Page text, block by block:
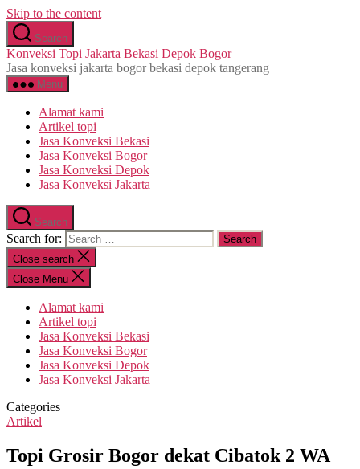
Skip to the content
Search
Konveksi Topi Jakarta Bekasi Depok Bogor
Jasa konveksi jakarta bogor bekasi depok tangerang
Menu
Alamat kami
Artikel topi
Jasa Konveksi Bekasi
Jasa Konveksi Bogor
Jasa Konveksi Depok
Jasa Konveksi Jakarta
Search
Search for:
Close search
Close Menu
Alamat kami
Artikel topi
Jasa Konveksi Bekasi
Jasa Konveksi Bogor
Jasa Konveksi Depok
Jasa Konveksi Jakarta
Categories
Artikel
Topi Grosir Bogor dekat Cibatok 2 WA